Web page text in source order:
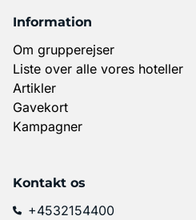
Information
Om grupperejser
Liste over alle vores hoteller
Artikler
Gavekort
Kampagner
Kontakt os
+4532154400